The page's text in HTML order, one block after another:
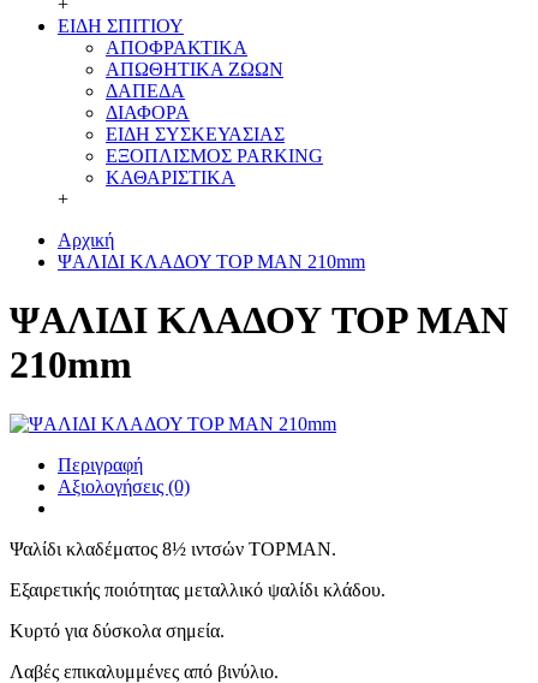
+
ΕΙΔΗ ΣΠΙΤΙΟΥ
ΑΠΟΦΡΑΚΤΙΚΑ
ΑΠΩΘΗΤΙΚΑ ΖΩΩΝ
ΔΑΠΕΔΑ
ΔΙΑΦΟΡΑ
ΕΙΔΗ ΣΥΣΚΕΥΑΣΙΑΣ
ΕΞΟΠΛΙΣΜΟΣ PARKING
ΚΑΘΑΡΙΣΤΙΚΑ
+
Αρχική
ΨΑΛΙΔΙ ΚΛΑΔΟΥ TOP MAN 210mm
ΨΑΛΙΔΙ ΚΛΑΔΟΥ TOP MAN
210mm
Περιγραφή
Αξιολογήσεις (0)
Ψαλίδι κλαδέματος 8½ ιντσών TOPMAN.
Εξαιρετικής ποιότητας μεταλλικό ψαλίδι κλάδου.
Κυρτό για δύσκολα σημεία.
Λαβές επικαλυμμένες από βινύλιο.